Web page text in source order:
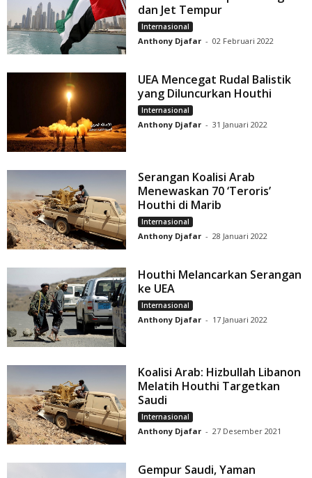
dan Jet Tempur
Internasional
Anthony Djafar - 02 Februari 2022
UEA Mencegat Rudal Balistik
yang Diluncurkan Houthi
Internasional
Anthony Djafar - 31 Januari 2022
Serangan Koalisi Arab
Menewaskan 70 ‘Teroris’
Houthi di Marib
Internasional
Anthony Djafar - 28 Januari 2022
Houthi Melancarkan Serangan
ke UEA
Internasional
Anthony Djafar - 17 Januari 2022
Koalisi Arab: Hizbullah Libanon
Melatih Houthi Targetkan
Saudi
Internasional
Anthony Djafar - 27 Desember 2021
Gempur Saudi, Yaman